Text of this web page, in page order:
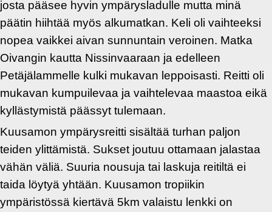
josta pääsee hyvin ympärysladulle mutta minä
päätin hiihtää myös alkumatkan. Keli oli vaihteeksi
nopea vaikkei aivan sunnuntain veroinen. Matka
Oivangin kautta Nissinvaaraan ja edelleen
Petäjälammelle kulki mukavan leppoisasti. Reitti oli
mukavan kumpuilevaa ja vaihtelevaa maastoa eikä
kyllästymistä päässyt tulemaan.
Kuusamon ympärysreitti sisältää turhan paljon
teiden ylittämistä. Sukset joutuu ottamaan jalastaa
vähän väliä. Suuria nousuja tai laskuja reitiltä ei
taida löytyä yhtään. Kuusamon tropiikin
ympäristössä kiertävä 5km valaistu lenkki on